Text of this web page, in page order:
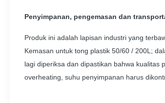
Penyimpanan, pengemasan dan
Produk ini adalah lapisan industri yang
Kemasan untuk tong plastik 50/60 / 200L;
lagi diperiksa dan dipastikan bahwa
overheating, suhu penyimpanan harus